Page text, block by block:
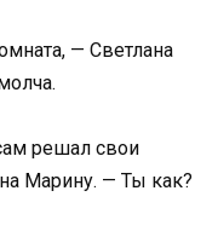
— Светлана
решал свои
Марину. — Ты как?